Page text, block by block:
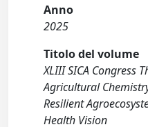
Anno
2025
Titolo del volume
XLIII SICA Congress
Agricultural
Resilient
Health Vision